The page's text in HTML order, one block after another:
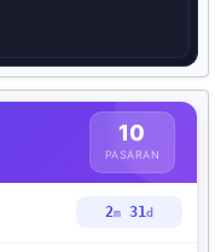
10
PASARAN
2m 30d